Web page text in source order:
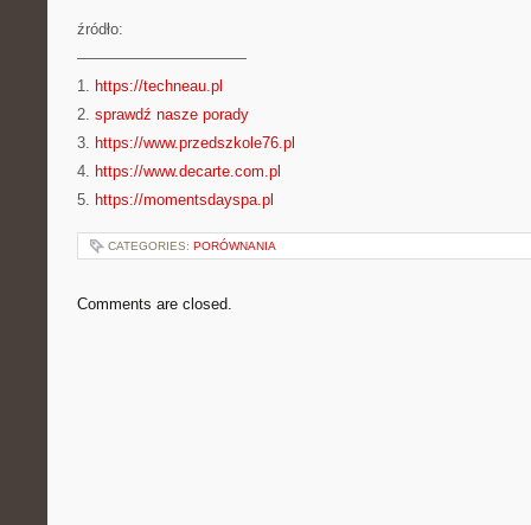
źródło:
———————————
1. https://techneau.pl
2. sprawdź nasze porady
3. https://www.przedszkole76.pl
4. https://www.decarte.com.pl
5. https://momentsdayspa.pl
CATEGORIES: PORÓWNANIA
Comments are closed.